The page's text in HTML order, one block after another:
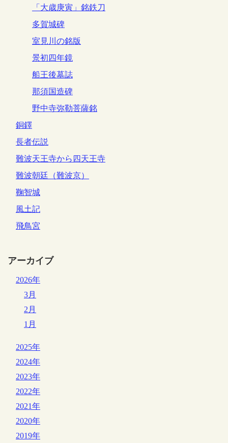
「大歳庚寅」銘鉄刀
多賀城碑
室見川の銘版
景初四年鏡
船王後墓誌
那須国造碑
野中寺弥勒菩薩銘
銅鐸
長者伝説
難波天王寺から四天王寺
難波朝廷（難波京）
鞠智城
風土記
飛鳥宮
アーカイブ
2026年
3月
2月
1月
2025年
2024年
2023年
2022年
2021年
2020年
2019年